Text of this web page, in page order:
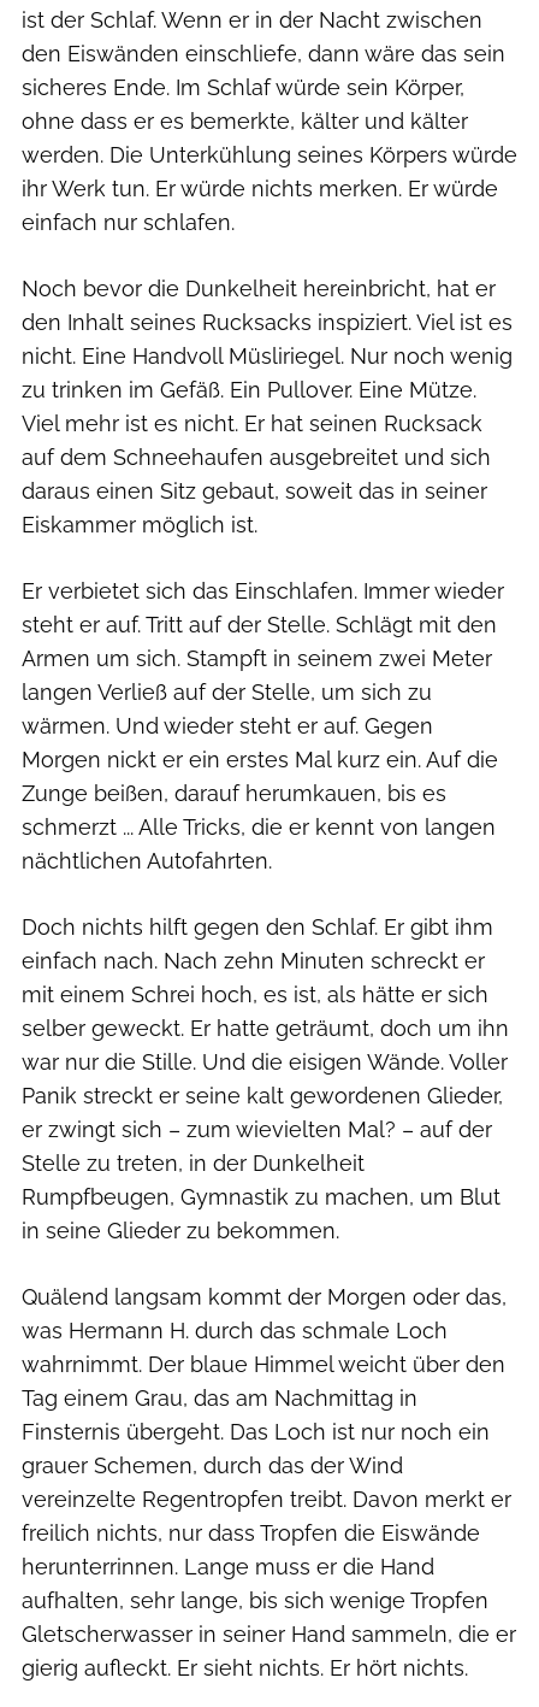
ist der Schlaf. Wenn er in der Nacht zwischen
den Eiswänden einschliefe, dann wäre das sein
sicheres Ende. Im Schlaf würde sein Körper,
ohne dass er es bemerkte, kälter und kälter
werden. Die Unterkühlung seines Körpers würde
ihr Werk tun. Er würde nichts merken. Er würde
einfach nur schlafen.
Noch bevor die Dunkelheit hereinbricht, hat er
den Inhalt seines Rucksacks inspiziert. Viel ist es
nicht. Eine Handvoll Müsliriegel. Nur noch wenig
zu trinken im Gefäß. Ein Pullover. Eine Mütze.
Viel mehr ist es nicht. Er hat seinen Rucksack
auf dem Schneehaufen ausgebreitet und sich
daraus einen Sitz gebaut, soweit das in seiner
Eiskammer möglich ist.
Er verbietet sich das Einschlafen. Immer wieder
steht er auf. Tritt auf der Stelle. Schlägt mit den
Armen um sich. Stampft in seinem zwei Meter
langen Verließ auf der Stelle, um sich zu
wärmen. Und wieder steht er auf. Gegen
Morgen nickt er ein erstes Mal kurz ein. Auf die
Zunge beißen, darauf herumkauen, bis es
schmerzt ... Alle Tricks, die er kennt von langen
nächtlichen Autofahrten.
Doch nichts hilft gegen den Schlaf. Er gibt ihm
einfach nach. Nach zehn Minuten schreckt er
mit einem Schrei hoch, es ist, als hätte er sich
selber geweckt. Er hatte geträumt, doch um ihn
war nur die Stille. Und die eisigen Wände. Voller
Panik streckt er seine kalt gewordenen Glieder,
er zwingt sich – zum wievielten Mal? – auf der
Stelle zu treten, in der Dunkelheit
Rumpfbeugen, Gymnastik zu machen, um Blut
in seine Glieder zu bekommen.
Quälend langsam kommt der Morgen oder das,
was Hermann H. durch das schmale Loch
wahrnimmt. Der blaue Himmel weicht über den
Tag einem Grau, das am Nachmittag in
Finsternis übergeht. Das Loch ist nur noch ein
grauer Schemen, durch das der Wind
vereinzelte Regentropfen treibt. Davon merkt er
freilich nichts, nur dass Tropfen die Eiswände
herunterrinnen. Lange muss er die Hand
aufhalten, sehr lange, bis sich wenige Tropfen
Gletscherwasser in seiner Hand sammeln, die er
gierig aufleckt. Er sieht nichts. Er hört nichts.